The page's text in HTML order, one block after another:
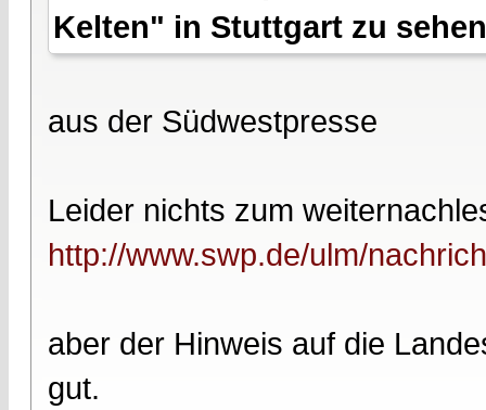
Kelten" in Stuttgart zu
aus der Südwestpresse
Leider nichts zum
http://www.swp.de/ulm/
aber der Hinweis auf die
gut.